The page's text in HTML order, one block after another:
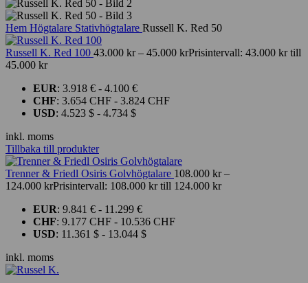
Hem Högtalare Stativhögtalare Russell K. Red 50
Russell K. Red 100 43.000 kr – 45.000 krPrisintervall: 43.000 kr till
45.000 kr
EUR: 3.918 € - 4.100 €
CHF: 3.654 CHF - 3.824 CHF
USD: 4.523 $ - 4.734 $
inkl. moms
Tillbaka till produkter
Trenner & Friedl Osiris Golvhögtalare 108.000 kr –
124.000 krPrisintervall: 108.000 kr till 124.000 kr
EUR: 9.841 € - 11.299 €
CHF: 9.177 CHF - 10.536 CHF
USD: 11.361 $ - 13.044 $
inkl. moms